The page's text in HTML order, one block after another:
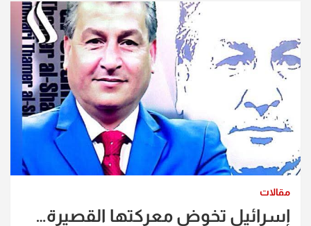
مقالات
إسرائيل تخوض معركتها القصيرة…